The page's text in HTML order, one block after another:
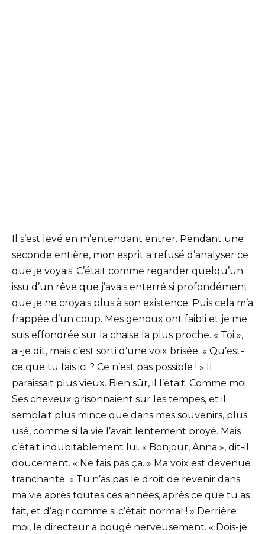
Il s’est levé en m’entendant entrer. Pendant une
seconde entière, mon esprit a refusé d’analyser ce
que je voyais. C’était comme regarder quelqu’un
issu d’un rêve que j’avais enterré si profondément
que je ne croyais plus à son existence. Puis cela m’a
frappée d’un coup. Mes genoux ont faibli et je me
suis effondrée sur la chaise la plus proche. « Toi »,
ai-je dit, mais c’est sorti d’une voix brisée. « Qu’est-
ce que tu fais ici ? Ce n’est pas possible ! » Il
paraissait plus vieux. Bien sûr, il l’était. Comme moi.
Ses cheveux grisonnaient sur les tempes, et il
semblait plus mince que dans mes souvenirs, plus
usé, comme si la vie l’avait lentement broyé. Mais
c’était indubitablement lui. « Bonjour, Anna », dit-il
doucement. « Ne fais pas ça. » Ma voix est devenue
tranchante. « Tu n’as pas le droit de revenir dans
ma vie après toutes ces années, après ce que tu as
fait, et d’agir comme si c’était normal ! » Derrière
moi, le directeur a bougé nerveusement. « Dois-je